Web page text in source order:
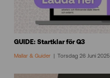
GUIDE: Startklar för Q3
Mallar & Guider Torsdag 26 Juni 2025